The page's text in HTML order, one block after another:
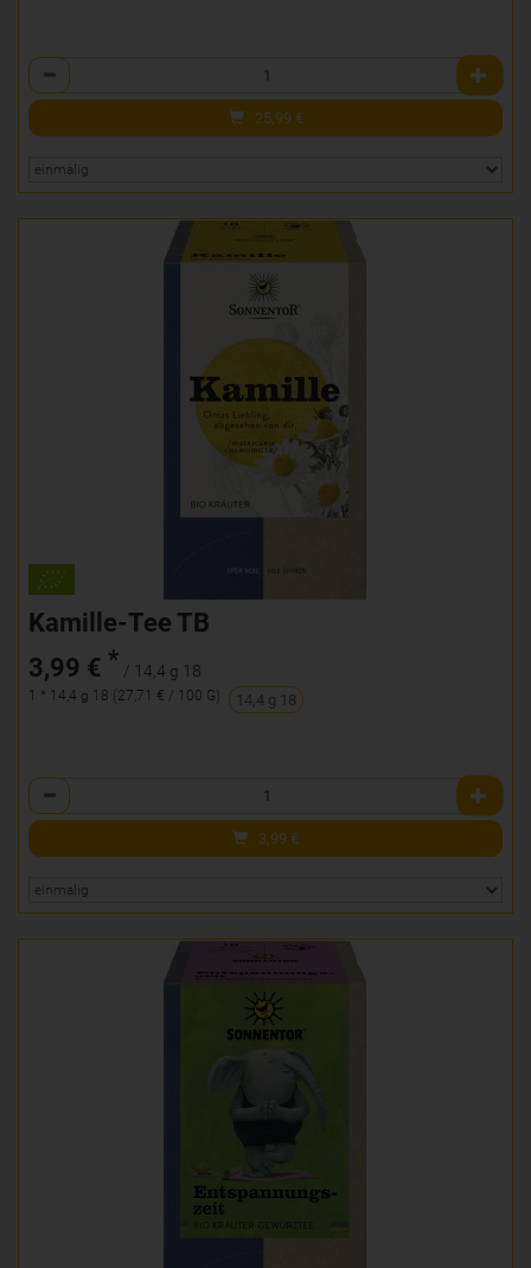
Anzahl
25,99 €
Kamille-Tee TB
3,99 € * / 14,4 g 18
1 * 14,4 g 18 (27,71 € / 100 G) 14,4 g 18
Anzahl
3,99 €